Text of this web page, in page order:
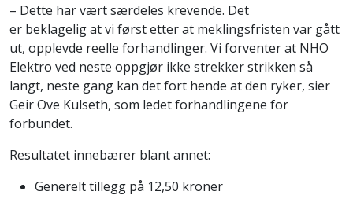
– Dette har vært særdeles krevende. Det
er beklagelig at vi først etter at meklingsfristen var gått
ut, opplevde reelle forhandlinger. Vi forventer at NHO
Elektro ved neste oppgjør ikke strekker strikken så
langt, neste gang kan det fort hende at den ryker, sier
Geir Ove Kulseth, som ledet forhandlingene for
forbundet.
Resultatet innebærer blant annet:
Generelt tillegg på 12,50 kroner